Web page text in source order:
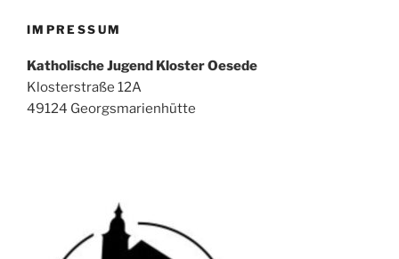
IMPRESSUM
Katholische Jugend Kloster Oesede
Klosterstraße 12A
49124 Georgsmarienhütte